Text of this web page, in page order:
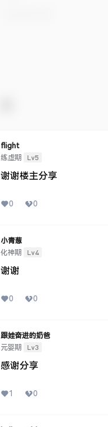
flight
练虚期
Lv5
谢谢楼主分享
0 0
小青葱
化神期
Lv4
谢谢
0 0
跟娃奋进的奶爸
元婴期
Lv3
感谢分享
1 0